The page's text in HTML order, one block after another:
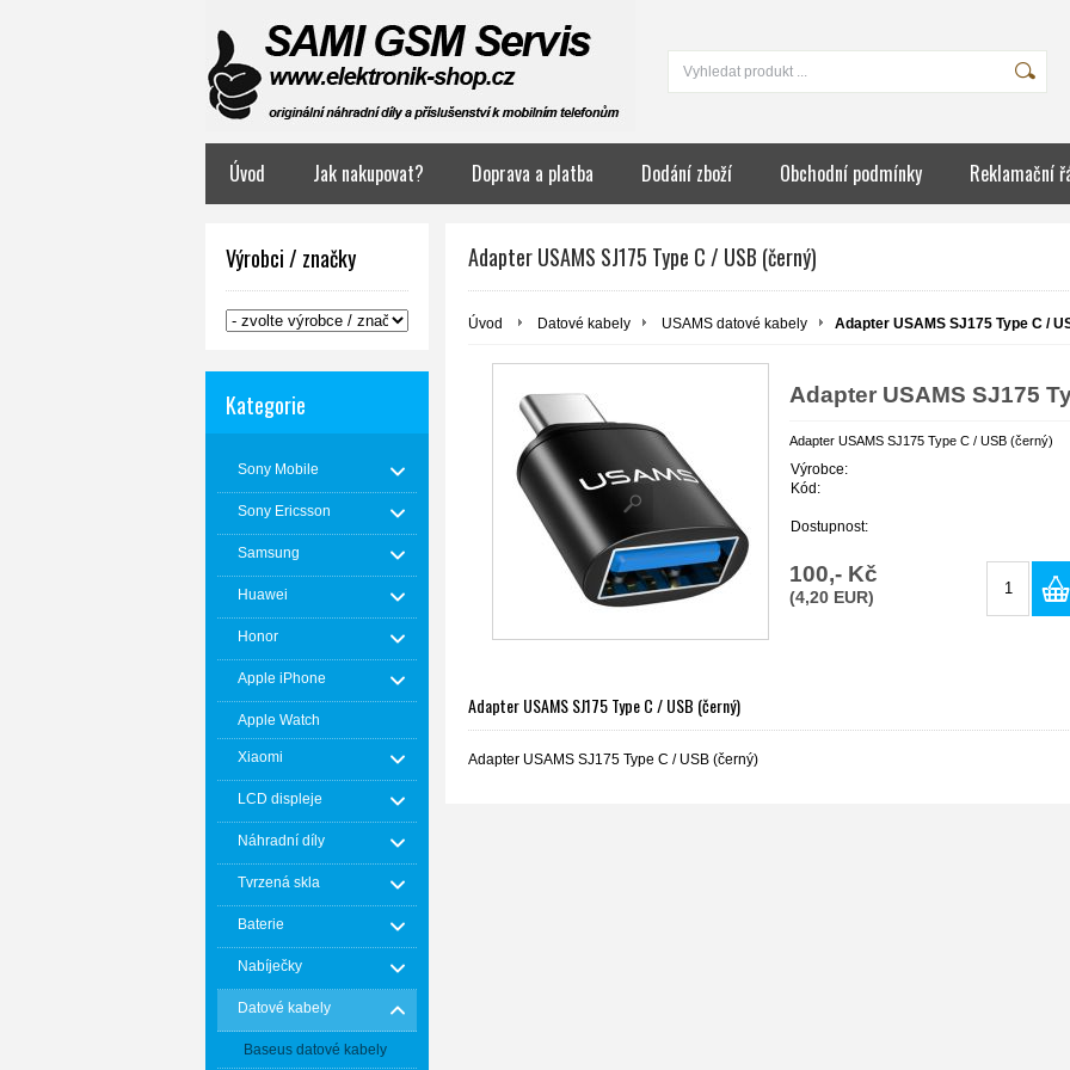
Úvod Jak nakupovat? Doprava a platba Dodání zboží Obchodní podmínky Reklamační
Výrobci / značky
Kategorie
Sony Mobile
Sony Ericsson
Samsung
Huawei
Honor
Apple iPhone
Apple Watch
Xiaomi
LCD displeje
Náhradní díly
Tvrzená skla
Baterie
Nabíječky
Datové kabely
Baseus datové kabely
Adapter USAMS SJ175 Type C / USB (černý)
Úvod Datové kabely USAMS datové kabely Adapter USAMS SJ175 Type C /
Adapter USAMS SJ175
Adapter USAMS SJ175 Type C / USB (černý)
Výrobce:
Kód:
Dostupnost:
100,- Kč
(4,20 EUR)
Adapter USAMS SJ175 Type C / USB (černý)
Adapter USAMS SJ175 Type C / USB (černý)